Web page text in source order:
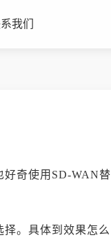
我们
好奇使用SD-WAN替
。具体到效果怎么